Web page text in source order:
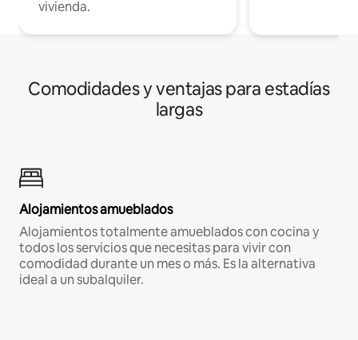
vivienda.
Comodidades y ventajas para estadías
largas
Alojamientos amueblados
Alojamientos totalmente amueblados con cocina y
todos los servicios que necesitas para vivir con
comodidad durante un mes o más. Es la alternativa
ideal a un subalquiler.